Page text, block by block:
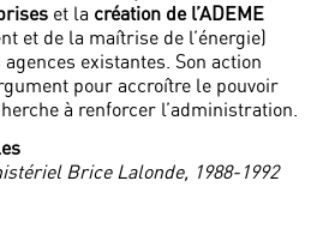
et la création de l’ADEME
et de la maîtrise de l’énergie)
existantes. Son action
pour accroître le pouvoir
à renforcer l’administration.
Brice Lalonde, 1988-1992